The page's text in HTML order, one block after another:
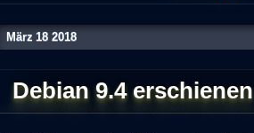
März 18 2018
Debian 9.4 erschienen